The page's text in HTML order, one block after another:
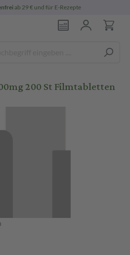
ab 29 € und für E-Rezepte
200 St Filmtabletten